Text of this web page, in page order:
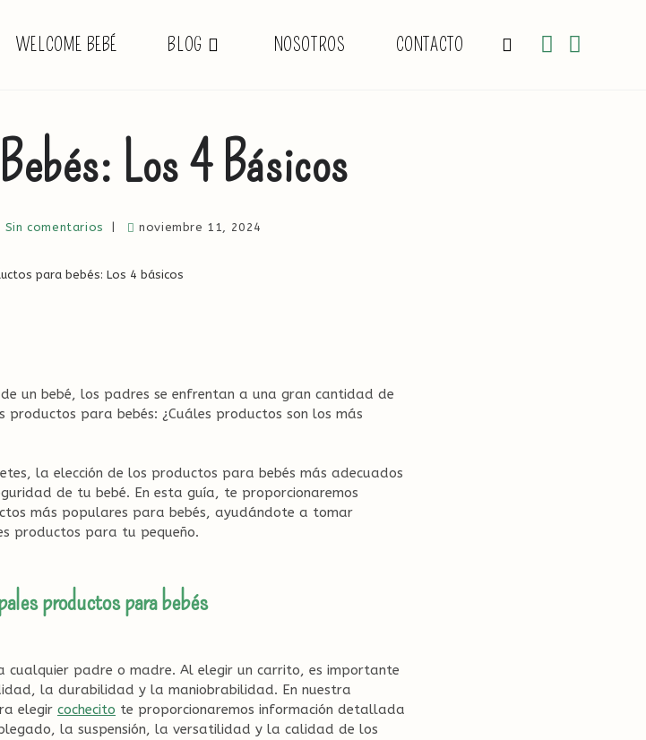
WELCOME BEBÉ BLOG NOSOTROS CONTACTO ALTERNAR
Los 4 Básicos
Sin comentarios noviembre 11, 2024
para bebés: Los 4 básicos
un bebé, los padres se enfrentan a una gran cantidad de
productos para bebés: ¿Cuáles productos son los más
la elección de los productos para bebés más adecuados
de tu bebé. En esta guía, te proporcionaremos
más populares para bebés, ayudándote a tomar
productos para tu pequeño.
productos para bebés
cualquier padre o madre. Al elegir un carrito, es importante
la durabilidad y la maniobrabilidad. En nuestra
elegir cochecito te proporcionaremos información detallada
la suspensión, la versatilidad y la calidad de los